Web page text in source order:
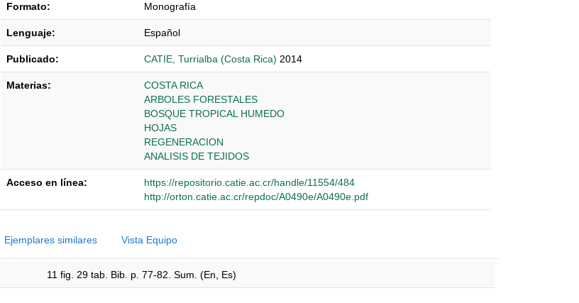
Formato: Monografía
Lenguaje: Español
Publicado: CATIE, Turrialba (Costa Rica) 2014
Materias:
COSTA RICA
ARBOLES FORESTALES
BOSQUE TROPICAL HUMEDO
HOJAS
REGENERACION
ANALISIS DE TEJIDOS
Acceso en línea:
https://repositorio.catie.ac.cr/handle/11554/484
http://orton.catie.ac.cr/repdoc/A0490e/A0490e.pdf
Ejemplares similares Vista Equipo
11 fig. 29 tab. Bib. p. 77-82. Sum. (En, Es)